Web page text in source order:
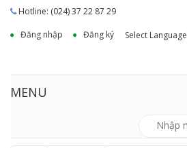
Hotline: (024) 37 22 87 29
Đăng nhập
Đăng ký Select Language
MENU